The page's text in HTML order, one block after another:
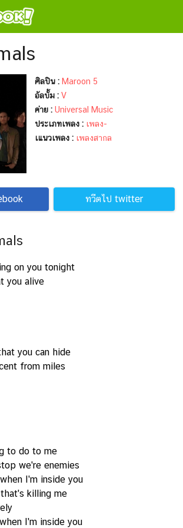
ศิลปิน : Maroon 5
อัลบั้ม : V
ค่าย : Universal Music
ประเภทเพลง : เพลง-
เแนวเพลง : เพลงสากล
ทวีตไป twitter
on you tonight
you alive
you can hide
from miles
to do to me
we're enemies
I'm inside you
killing me
I'm inside you